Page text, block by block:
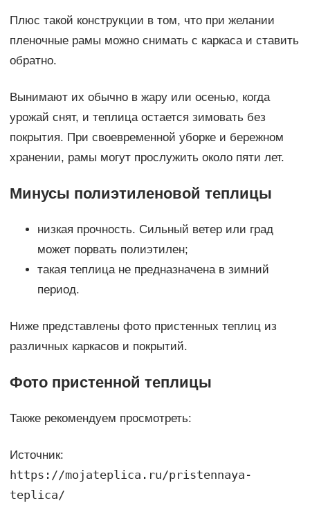
Плюс такой конструкции в том, что при желании
пленочные рамы можно снимать с каркаса и ставить
обратно.
Вынимают их обычно в жару или осенью, когда
урожай снят, и теплица остается зимовать без
покрытия. При своевременной уборке и бережном
хранении, рамы могут прослужить около пяти лет.
Минусы полиэтиленовой теплицы
низкая прочность. Сильный ветер или град
может порвать полиэтилен;
такая теплица не предназначена в зимний
период.
Ниже представлены фото пристенных теплиц из
различных каркасов и покрытий.
Фото пристенной теплицы
Также рекомендуем просмотреть:
Источник:
https://mojateplica.ru/pristennaya-
teplica/